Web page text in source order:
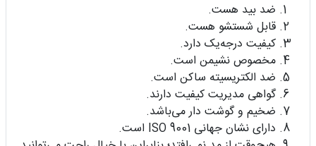
ضد بید هست.
قابل شستشو هست.
کیفیت درجه‌یک دارد.
مخصوص نشیمن است.
ضد الکتریسیته ساکن است.
گواهی مدیریت کیفیت دارند.
ضخیم و گوشت دار می‌باشد.
دارای نشان جهانی ISO 9001 است.